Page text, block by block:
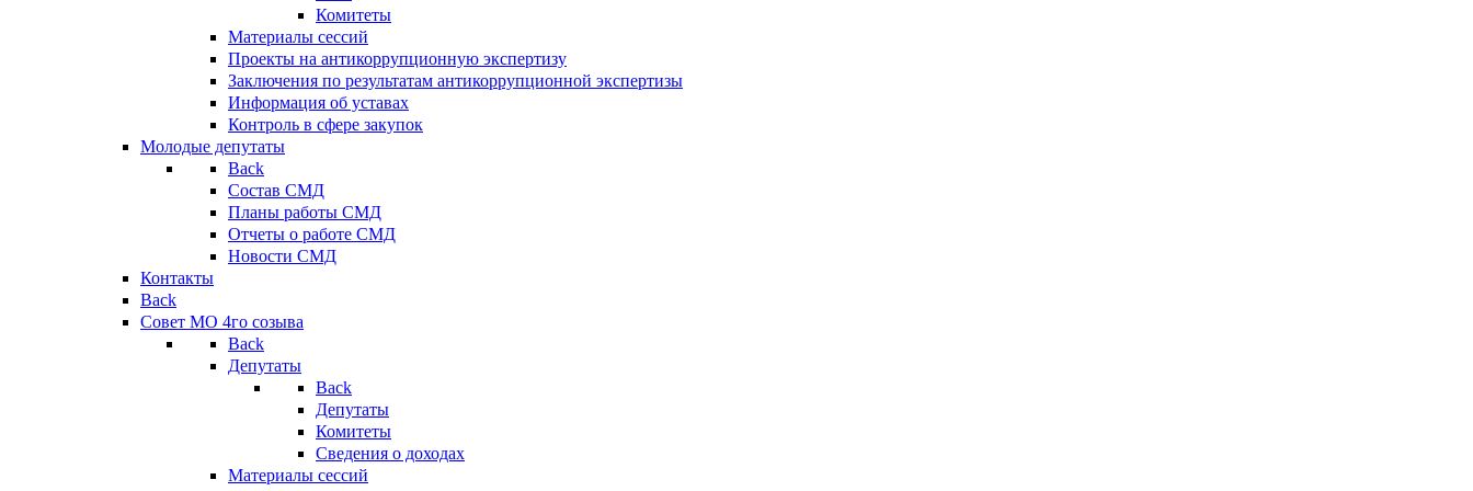
Комитеты
Материалы сессий
Проекты на антикоррупционную экспертизу
Заключения по результатам антикоррупционной экспертизы
Информация об уставах
Контроль в сфере закупок
Молодые депутаты
Back
Состав СМД
Планы работы СМД
Отчеты о работе СМД
Новости СМД
Контакты
Back
Совет МО 4го созыва
Back
Депутаты
Back
Депутаты
Комитеты
Сведения о доходах
Материалы сессий